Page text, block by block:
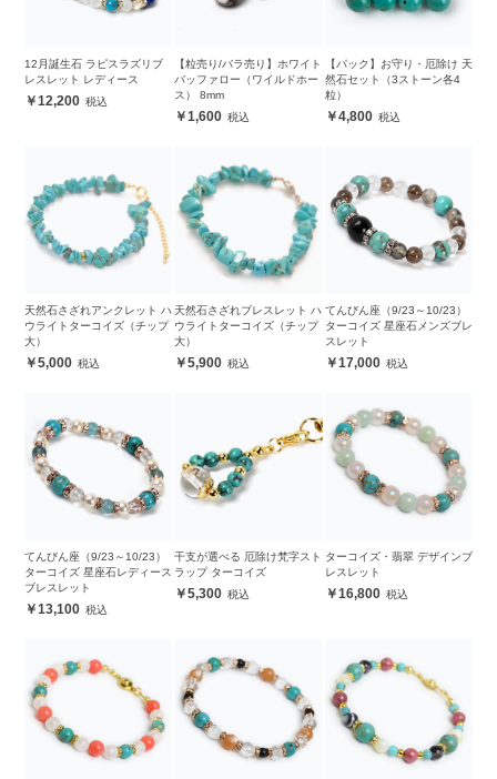
12月誕生石 ラピスラズリブ
レスレット レディース
12,200
【粒売り/バラ売り】ホワイト
バッファロー（ワイルドホー
ス） 8mm
1,600
【パック】お守り・厄除け 天
然石セット（3ストーン各4
粒）
4,800
天然石さざれアンクレット ハ
ウライトターコイズ（チップ
大）
5,000
天然石さざれブレスレット ハ
ウライトターコイズ（チップ
大）
5,900
てんびん座（9/23～10/23）
ターコイズ 星座石メンズブレ
スレット
17,000
てんびん座（9/23～10/23）
ターコイズ 星座石レディース
ブレスレット
13,100
干支が選べる 厄除け梵字スト
ラップ ターコイズ
5,300
ターコイズ・翡翠 デザインブ
レスレット
16,800